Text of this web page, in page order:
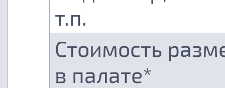
т.п.
Стоимость
в палате*